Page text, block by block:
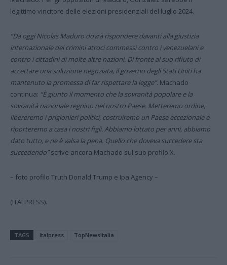
legittimo vincitore delle elezioni presidenziali del luglio 2024.
“Da oggi Nicolas Maduro dovrà rispondere davanti alla giustizia
internazionale dei crimini atroci commessi contro i venezuelani e
contro i cittadini di molte altre nazioni. Di fronte al suo rifiuto di
accettare una soluzione negoziata, il governo degli Stati Uniti ha
mantenuto la promessa di far rispettare la legge”. Machado
continua: “È giunto il momento che la sovranità popolare e la
sovranità nazionale regnino nel nostro Paese. Metteremo ordine,
libereremo i prigionieri politici, costruiremo un Paese eccezionale e
riporteremo a casa i nostri figli. Abbiamo lottato per anni, abbiamo
dato tutto, e ne è valsa la pena. Quello che doveva succedere sta
succedendo”scrive ancora Machado sul suo profilo X.
– foto profilo Truth Donald Trump e Ipa Agency –
(ITALPRESS).
TAGS Italpress TopNewsItalia